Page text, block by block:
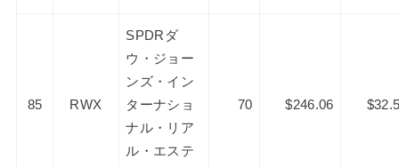
85 RWX
SPDRダ
ウ・ジョー
ンズ・イン
ターナショ
ナル・リア
ル・エステ
70 $246.06